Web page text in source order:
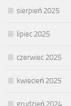
sierpień 2025
lipiec 2025
czerwiec 2025
kwiecień 2025
grudzień 2024